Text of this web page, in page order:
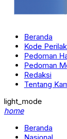
Beranda
Kode
Pedoman
Pedoman
Redaksi
Tentang
light_mode
home
Beranda